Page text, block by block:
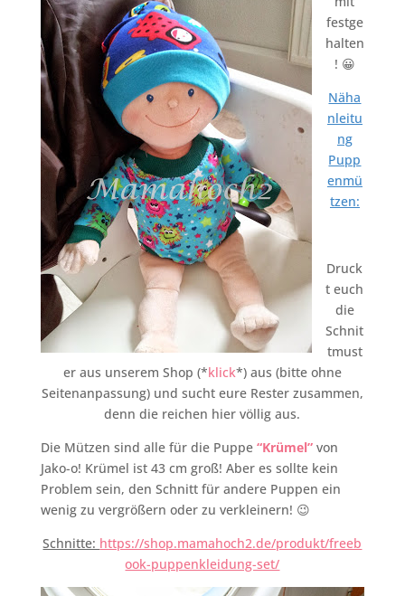
festge
halten
! 😀
Näha
nleitu
ng
Pupp
enmü
tzen:
Druck
t euch
die
Schnit
tmust
er aus unserem Shop (*klick*) aus (bitte ohne
Seitenanpassung) und sucht eure Rester zusammen,
denn die reichen hier völlig aus.
Die Mützen sind alle für die Puppe “Krümel”von
Jako-o! Krümel ist 43 cm groß! Aber es sollte kein
Problem sein, den Schnitt für andere Puppen ein
wenig zu vergrößern oder zu verkleinern! 😉
Schnitte: https://shop.mamahoch2.de/produkt/freeb
ook-puppenkleidung-set/